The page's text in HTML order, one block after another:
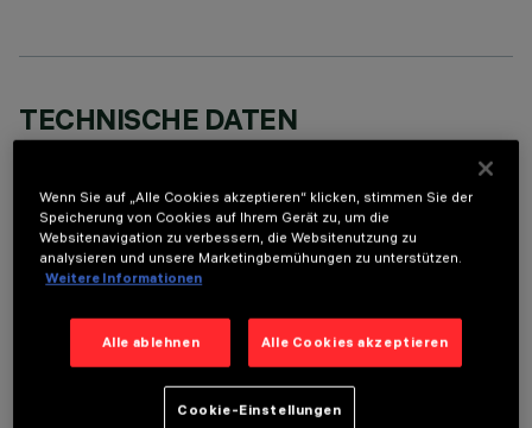
TECHNISCHE DATEN
BESCHREIBUNG
Direct light luminaire, designed to use monochrome LED
lamps. Ceiling- and wall-mounted. Consists of a body and
aluminium body, with zamak die-cast end caps complete with
silicone gaskets. Coated with liquid acrylic paint with a high
level of weather and UV ray resistance. The top of the
optical assembly is closed by a 3 mm thick transparent glass
Wenn Sie auf „Alle Cookies akzeptieren“ klicken, stimmen Sie der
Speicherung von Cookies auf Ihrem Gerät zu, um die
Websitenavigation zu verbessern, die Websitenutzung zu
analysieren und unsere Marketingbemühungen zu unterstützen.
Weitere Informationen
Alle ablehnen Alle Cookies akzeptieren
Cookie-Einstellungen